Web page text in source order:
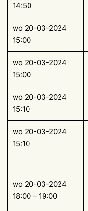
14:50
wo 20-03-2024
15:00
wo 20-03-2024
15:00
wo 20-03-2024
15:10
wo 20-03-2024
15:10
wo 20-03-2024
18:00 – 19:00